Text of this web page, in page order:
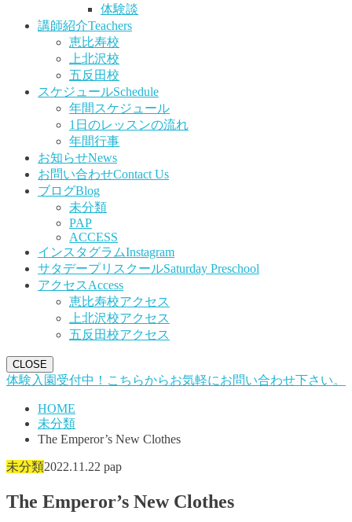
体験談
講師紹介Teachers
恵比寿校
上北沢校
五反田校
スケジュールSchedule
年間スケジュール
1日のレッスンの流れ
年間行事
お知らせNews
お問い合わせContact Us
ブログBlog
未分類
PAP
ACCESS
インスタグラムInstagram
サタデープリスクールSaturday Preschool
アクセスAccess
恵比寿校アクセス
上北沢校アクセス
五反田校アクセス
CLOSE
体験入園受付中！こちらからお気軽にお問い合わせ下さい。
HOME
未分類
The Emperor’s New Clothes
未分類2022.11.22 pap
The Emperor’s New Clothes